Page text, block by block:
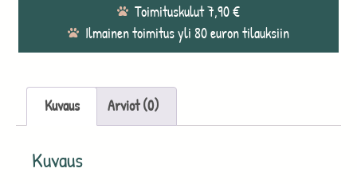
Toimituskulut 7,90 €
Ilmainen toimitus yli 80 euron tilauksiin
Kuvaus Arviot (0)
Kuvaus